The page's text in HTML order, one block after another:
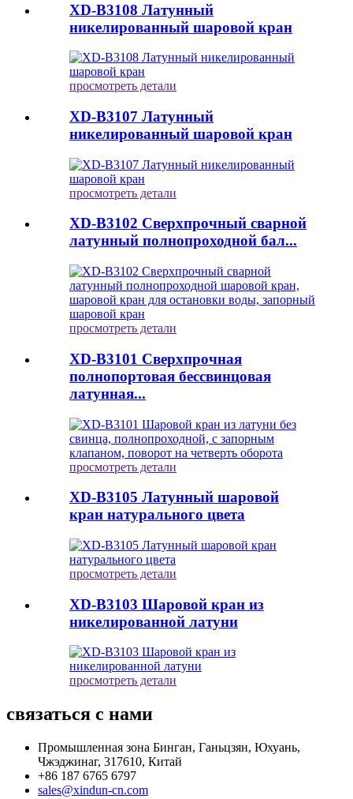
XD-B3108 Латунный
никелированный шаровой кран
просмотреть детали
XD-B3107 Латунный
никелированный шаровой кран
просмотреть детали
XD-B3102 Сверхпрочный сварной
латунный полнопроходной бал...
просмотреть детали
XD-B3101 Сверхпрочная
полнопортовая бессвинцовая
латунная...
просмотреть детали
XD-B3105 Латунный шаровой
кран натурального цвета
просмотреть детали
XD-B3103 Шаровой кран из
никелированной латуни
просмотреть детали
связаться с нами
Промышленная зона Бинган, Ганьцзян, Юхуань,
Чжэджинаг, 317610, Китай
+86 187 6765 6797
sales@xindun-cn.com